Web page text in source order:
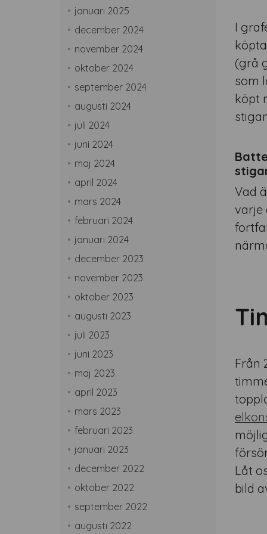
januari 2025
december 2024
november 2024
oktober 2024
september 2024
augusti 2024
juli 2024
juni 2024
maj 2024
april 2024
mars 2024
februari 2024
januari 2024
december 2023
november 2023
oktober 2023
augusti 2023
juli 2023
juni 2023
maj 2023
april 2023
mars 2023
februari 2023
januari 2023
december 2022
oktober 2022
september 2022
augusti 2022
I
(grå
som
köpt
Vad
varje
Från
Låt
bild